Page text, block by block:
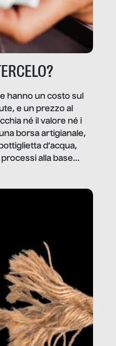
hanno un costo sul
e un prezzo al
né il valore né i
borsa artigianale,
d’acqua,
alla base
la nostra vita